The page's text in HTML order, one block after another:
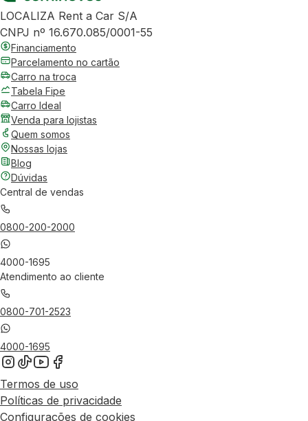
LOCALIZA Rent a Car S/A
CNPJ nº 16.670.085/0001-55
Financiamento
Parcelamento no cartão
Carro na troca
Tabela Fipe
Carro Ideal
Venda para lojistas
Quem somos
Nossas lojas
Blog
Dúvidas
Central de vendas
0800-200-2000
4000-1695
Atendimento ao cliente
0800-701-2523
4000-1695
Termos de uso
Políticas de privacidade
Configurações de cookies